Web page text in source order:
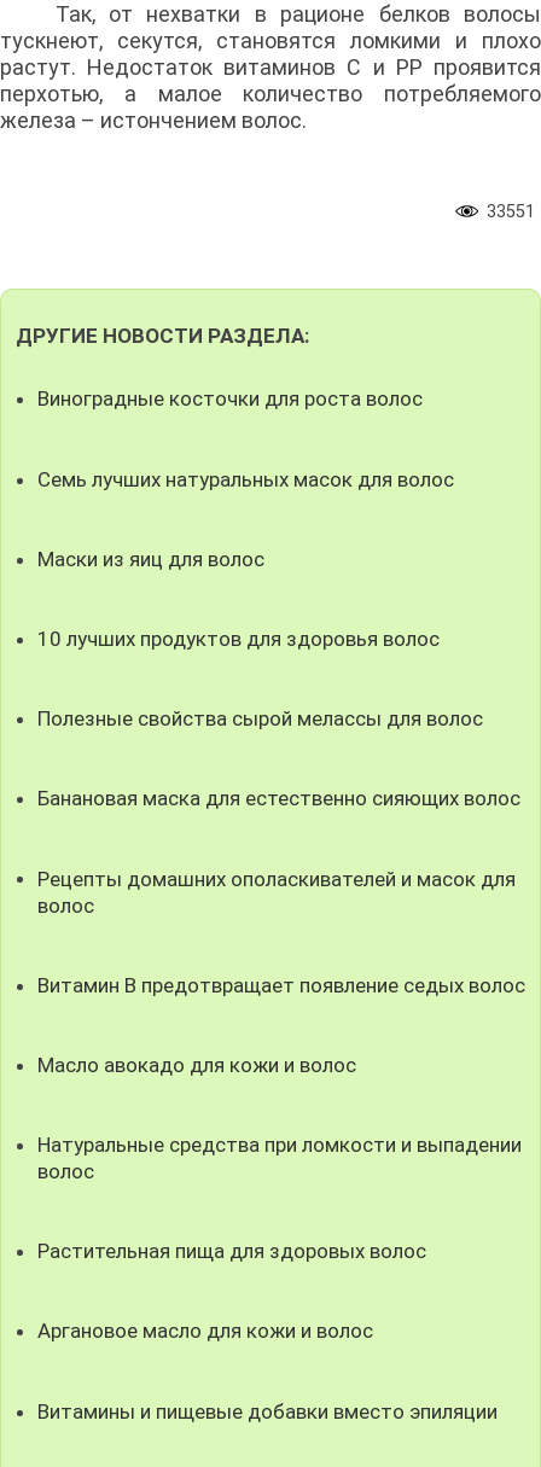
Так, от нехватки в рационе белков волосы
тускнеют, секутся, становятся ломкими и плохо
растут. Недостаток витаминов С и РР проявится
перхотью, а малое количество потребляемого
железа – истончением волос.
33551
ДРУГИЕ НОВОСТИ РАЗДЕЛА:
Виноградные косточки для роста волос
Семь лучших натуральных масок для волос
Маски из яиц для волос
10 лучших продуктов для здоровья волос
Полезные свойства сырой мелассы для волос
Банановая маска для естественно сияющих волос
Рецепты домашних ополаскивателей и масок для
волос
Витамин B предотвращает появление седых волос
Масло авокадо для кожи и волос
Натуральные средства при ломкости и выпадении
волос
Растительная пища для здоровых волос
Аргановое масло для кожи и волос
Витамины и пищевые добавки вместо эпиляции